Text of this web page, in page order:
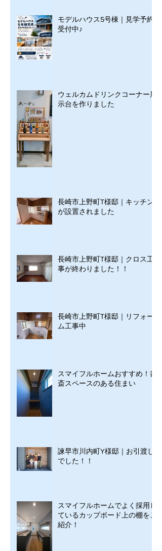
モデルハウス5号棟｜見学予約
受付中♪
ウェルカムドリンクコーナー展
示台を作りました
長崎市上野町T様邸｜キッチン
が設置されました
長崎市上野町T様邸｜クロス工
事が終わりました！！
長崎市上野町T様邸｜リフォー
ム工事中
スマイフルホームおすすめ！書
斎スペースのある住まい
諫早市川内町Y様邸｜お引渡し
でした！！
スマイフルホームでよく採用し
ているカップボード上の棚をご
紹介！